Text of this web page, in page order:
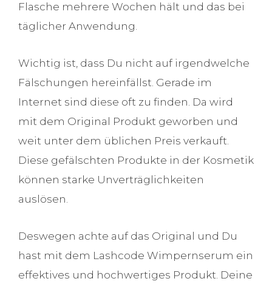
Flasche mehrere Wochen hält und das bei
täglicher Anwendung.
Wichtig ist, dass Du nicht auf irgendwelche
Fälschungen hereinfällst. Gerade im
Internet sind diese oft zu finden. Da wird
mit dem Original Produkt geworben und
weit unter dem üblichen Preis verkauft.
Diese gefälschten Produkte in der Kosmetik
können starke Unverträglichkeiten
auslösen.
Deswegen achte auf das Original und Du
hast mit dem Lashcode Wimpernserum ein
effektives und hochwertiges Produkt. Deine